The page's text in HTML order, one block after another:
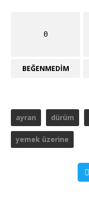
0
BEĞENMEDIM
ayran dürüm
yemek üzerine